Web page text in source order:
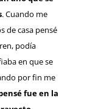
. Cuando me
de casa pensé
podía
en que se
por fin me
fue en la